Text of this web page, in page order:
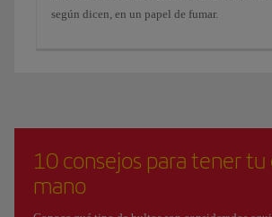
según dicen, en un papel de fumar.
10 consejos para tener tu
mano